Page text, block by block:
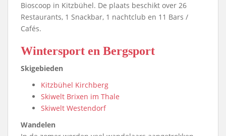
Bioscoop in Kitzbühel. De plaats beschikt over 26
Restaurants, 1 Snackbar, 1 nachtclub en 11 Bars /
Cafés.
Wintersport en Bergsport
Skigebieden
Kitzbühel Kirchberg
Skiwelt Brixen im Thale
Skiwelt Westendorf
Wandelen